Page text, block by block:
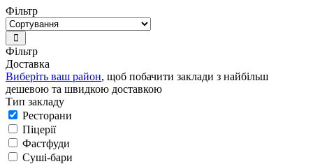
Фільтр
Фільтр
Доставка
Виберіть ваш район, щоб побачити заклади з найбільш
дешевою та швидкою доставкою
Тип закладу
Ресторани
Піцерії
Фастфуди
Суші-бари